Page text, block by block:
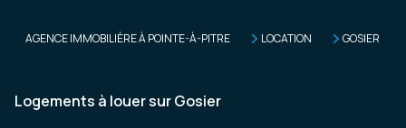
AGENCE IMMOBILIÈRE À POINTE-À-PITRE LOCATION GOSIER
Logements à louer sur Gosier